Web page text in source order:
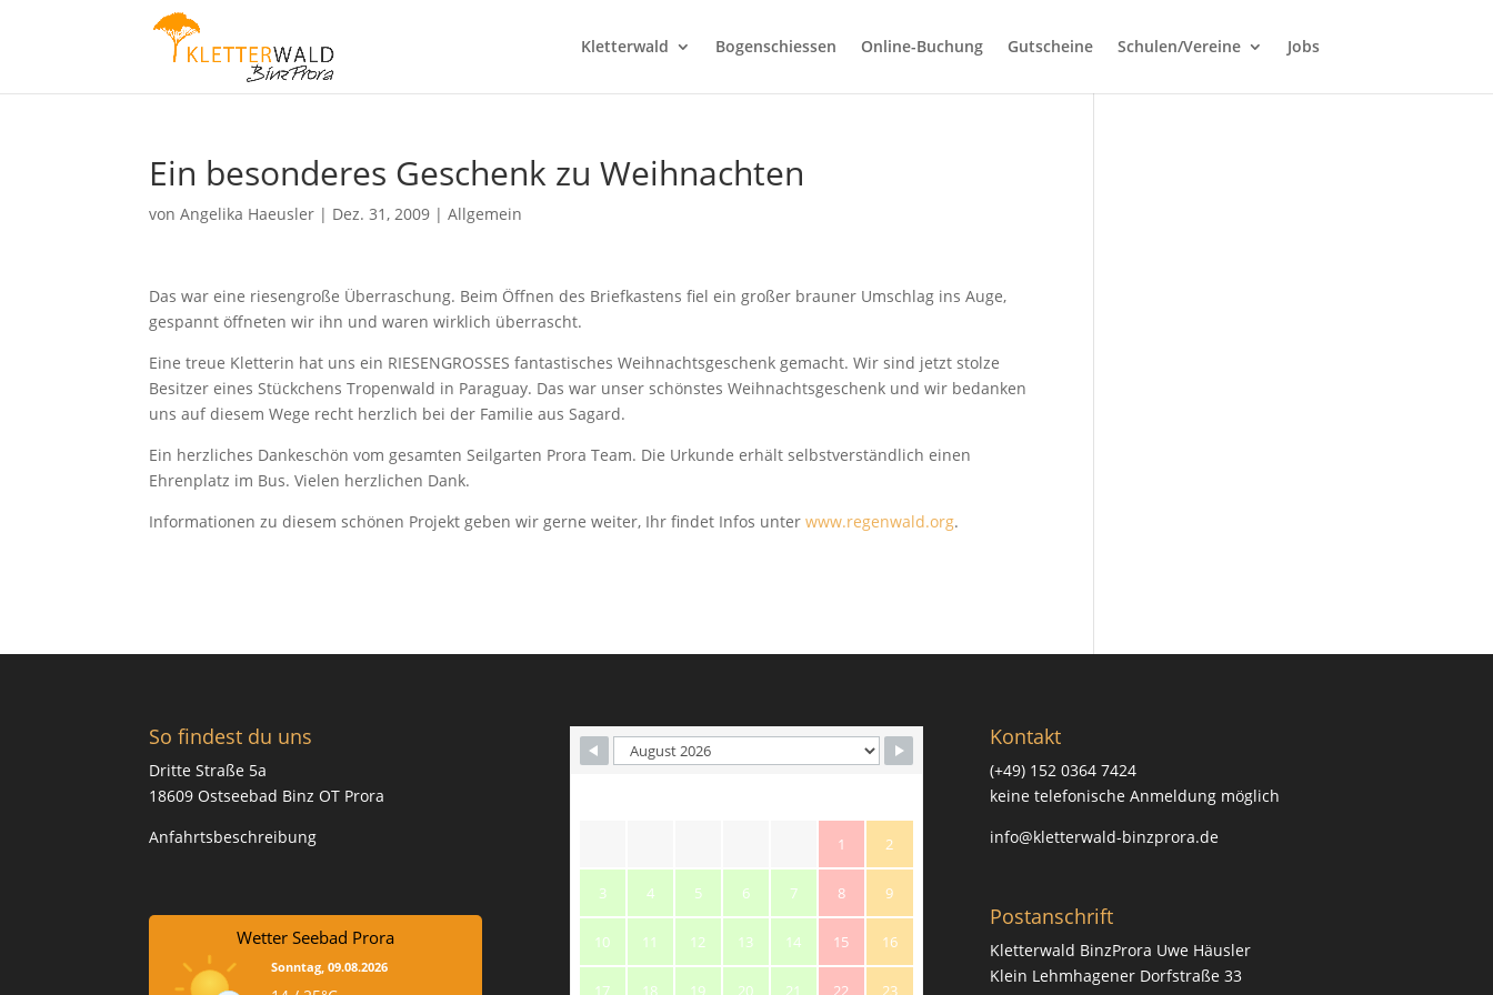
Kletterwald Bogenschiessen Online-Buchung Gutscheine Schulen/Vereine Jobs
Ein besonderes Geschenk zu Weihnachten
vonAngelika Haeusler | Dez. 31, 2009 |Allgemein
Das war eine riesengroße Überraschung. Beim Öffnen des Briefkastens fiel ein großer brauner Umschlag ins Auge,
gespannt öffneten wir ihn und waren wirklich überrascht.
Eine treue Kletterin hat uns ein RIESENGROSSES fantastisches Weihnachtsgeschenk gemacht. Wir sind jetzt stolze
Besitzer eines Stückchens Tropenwald in Paraguay. Das war unser schönstes Weihnachtsgeschenk und wir bedanken
uns auf diesem Wege recht herzlich bei der Familie aus Sagard.
Ein herzliches Dankeschön vom gesamten Seilgarten Prora Team. Die Urkunde erhält selbstverständlich einen
Ehrenplatz im Bus. Vielen herzlichen Dank.
Informationen zu diesem schönen Projekt geben wir gerne weiter, Ihr findet Infos unterwww.regenwald.org.
So findest du uns
Dritte Straße 5a
18609 Ostseebad Binz OT Prora
Anfahrtsbeschreibung
Wetter Seebad Prora
Sonntag, 09.08.2026
1 2
3 4 5 6 7 8 9
10 11 12 13 14 15 16
17 18 19 20 21 22 23
Kontakt
(+49) 152 0364 7424
keine telefonische Anmeldung möglich
info@kletterwald-binzprora.de
Postanschrift
Kletterwald BinzProra Uwe Häusler
Klein Lehmhagener Dorfstraße 33